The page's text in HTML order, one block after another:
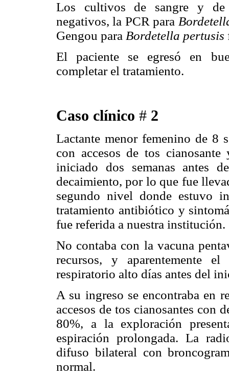
Los cultivos de sangre y de
negativos, la PCR para
Gengou para Bordetella pertusis
El paciente se egresó en
completar el tratamiento.
Caso clínico # 2
Lactante menor femenino de 8
con accesos de tos
iniciado dos semanas antes
decaimiento, por lo que fue
segundo nivel donde estuvo
tratamiento antibiótico y
fue referida a nuestra institución.
No contaba con la vacuna
recursos, y aparentemente
respiratorio alto días antes del
A su ingreso se encontraba en
accesos de tos cianosantes con
80%, a la exploración
espiración prolongada. La
difuso bilateral con
normal.